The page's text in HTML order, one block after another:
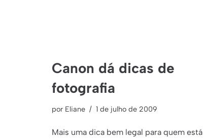
Canon dá dicas de
fotografia
por Eliane 1 de julho de 2009
Mais uma dica bem legal para quem está